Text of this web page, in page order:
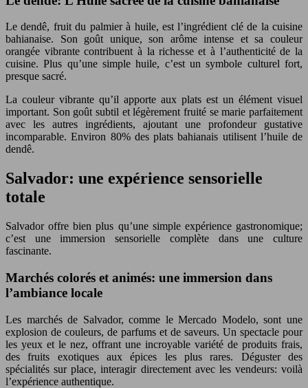
Le dendê, fruit du palmier à huile, est l’ingrédient clé de la cuisine
bahianaise. Son goût unique, son arôme intense et sa couleur
orangée vibrante contribuent à la richesse et à l’authenticité de la
cuisine. Plus qu’une simple huile, c’est un symbole culturel fort,
presque sacré.
La couleur vibrante qu’il apporte aux plats est un élément visuel
important. Son goût subtil et légèrement fruité se marie parfaitement
avec les autres ingrédients, ajoutant une profondeur gustative
incomparable. Environ 80% des plats bahianais utilisent l’huile de
dendê.
Salvador: une expérience sensorielle
totale
Salvador offre bien plus qu’une simple expérience gastronomique;
c’est une immersion sensorielle complète dans une culture
fascinante.
Marchés colorés et animés: une immersion dans
l’ambiance locale
Les marchés de Salvador, comme le Mercado Modelo, sont une
explosion de couleurs, de parfums et de saveurs. Un spectacle pour
les yeux et le nez, offrant une incroyable variété de produits frais,
des fruits exotiques aux épices les plus rares. Déguster des
spécialités sur place, interagir directement avec les vendeurs: voilà
l’expérience authentique.